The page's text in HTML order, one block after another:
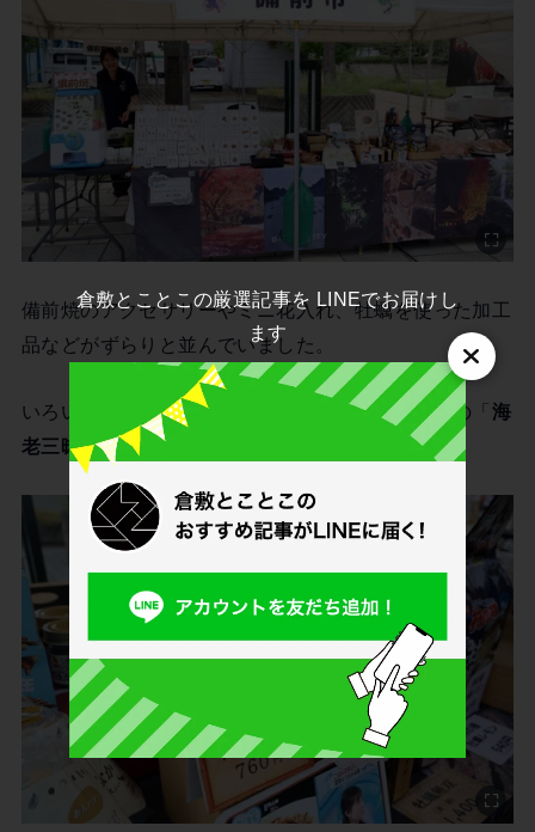
備前焼のアクセサリーやミニ花入れ、牡蠣を使った加工
品などがずらりと並んでいました。
いろいろと目移りしましたが、お土産にはこちらの「海
老三昧」を選びました。
倉敷とことこの厳選記事を LINEでお届けし
ます